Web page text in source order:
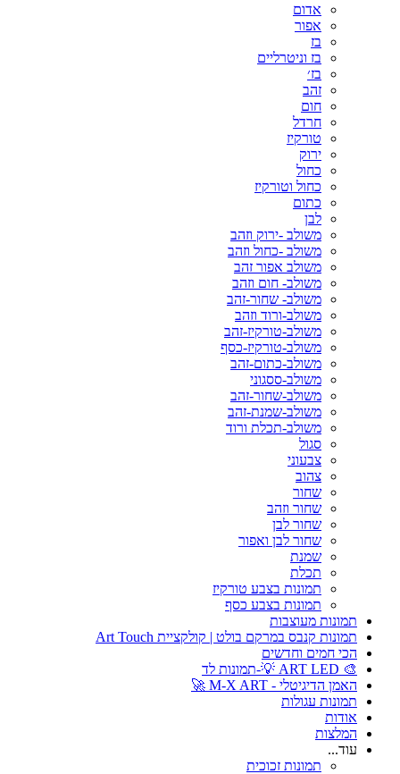
אדום
אפור
בז
בז וניטרליים
בז׳
זהב
חום
חרדל
טורקיז
ירוק
כחול
כחול וטורקיז
כתום
לבן
משולב -ירוק וזהב
משולב -כחול וזהב
משולב אפור זהב
משולב- חום וזהב
משולב- שחור-זהב
משולב-ורוד וזהב
משולב-טורקיז-זהב
משולב-טורקיז-כסף
משולב-כתום-זהב
משולב-ססגוני
משולב-שחור-זהב
משולב-שמנת-זהב
משולב-תכלת ורוד
סגול
צבעוני
צהוב
שחור
שחור וזהב
שחור לבן
שחור לבן ואפור
שמנת
תכלת
תמונות בצבע טורקיז
תמונות בצבע כסף
תמונות מעוצבות
תמונות קנבס במרקם בולט | קולקציית Art Touch
הכי חמים וחדשים
🎨 ART LED 💡-תמונות לד
האמן הדיגיטלי - M-X ART 🚀
תמונות עגולות
אודות
המלצות
עוד...
תמונות זכוכית